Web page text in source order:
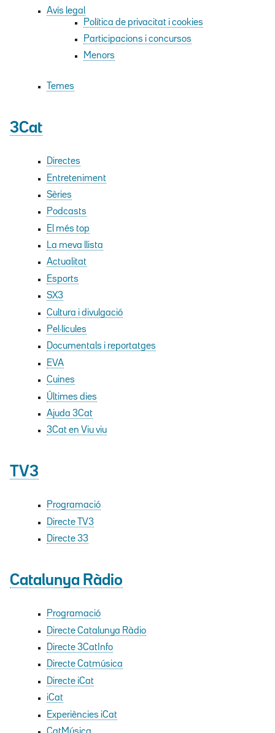
Especials
Avís legal
Política de privacitat i cookies
Participacions i concursos
Menors
Temes
3Cat
Directes
Entreteniment
Sèries
Podcasts
El més top
La meva llista
Actualitat
Esports
SX3
Cultura i divulgació
Pel·lícules
Documentals i reportatges
EVA
Cuines
Últimes dies
Ajuda 3Cat
3Cat en Viu viu
TV3
Programació
Directe TV3
Directe 33
Catalunya Ràdio
Programació
Directe Catalunya Ràdio
Directe 3CatInfo
Directe Catmúsica
Directe iCat
iCat
Experiències iCat